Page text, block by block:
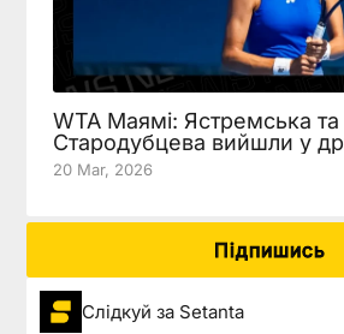
WTA Маямі: Ястремська та
Стародубцева вийшли у
20 Mar, 2026
Підпишись
Слідкуй за Setanta